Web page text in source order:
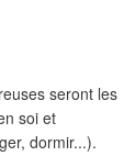
seront les
soi et
dormir...).